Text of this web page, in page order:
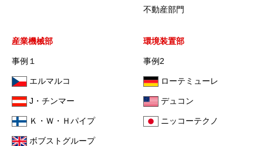
不動産部門
産業機械部
事例１
エルマルコ
J・チンマー
Ｋ・Ｗ・Ｈパイプ
ボブストグループ
環境装置部
事例2
ローテミューレ
デュコン
ニッコーテクノ